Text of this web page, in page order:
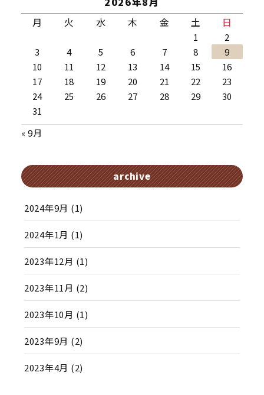
月
火 水 木 金 土 日
1
2
3
4 5 6 7 8
9
10
11 12 13 14 15
16
17
18 19 20 21 22
23
24
25 26 27 28 29
30
31
« 9月
archive
2024年9月 (1)
2024年1月 (1)
2023年12月 (1)
2023年11月 (2)
2023年10月 (1)
2023年9月 (2)
2023年4月 (2)